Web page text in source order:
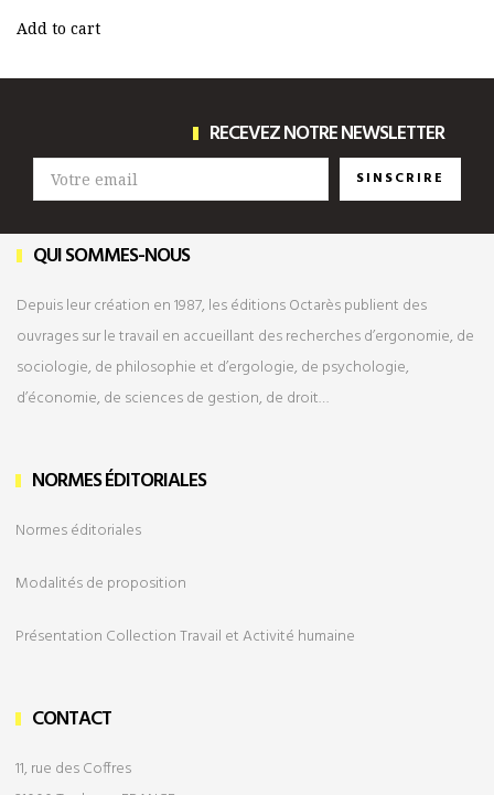
Add to cart
RECEVEZ NOTRE NEWSLETTER
SINSCRIRE
QUI SOMMES-NOUS
Depuis leur création en 1987, les éditions Octarès publient des
ouvrages sur le travail en accueillant des recherches d’ergonomie, de
sociologie, de philosophie et d’ergologie, de psychologie,
d’économie, de sciences de gestion, de droit…
NORMES ÉDITORIALES
Normes éditoriales
Modalités de proposition
Présentation Collection Travail et Activité humaine
CONTACT
11, rue des Coffres